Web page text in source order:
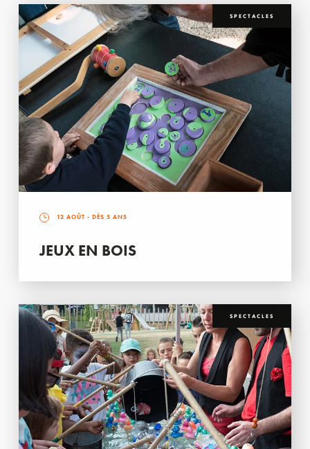
SPECTACLES
12 AOÛT - DÈS 5 ANS
JEUX EN BOIS
SPECTACLES